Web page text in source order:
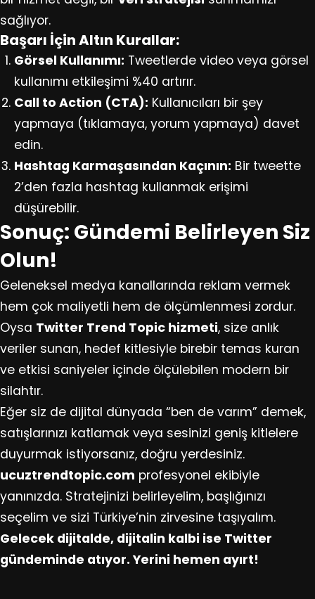
sağlıyor.
Başarı İçin Altın Kurallar:
Görsel Kullanımı: Tweetlerde video veya görsel
kullanımı etkileşimi %40 artırır.
Call to Action (CTA): Kullanıcıları bir şey
yapmaya (tıklamaya, yorum yapmaya) davet
edin.
Hashtag Karmaşasından Kaçının: Bir tweette
2’den fazla hashtag kullanmak erişimi
düşürebilir.
Sonuç: Gündemi Belirleyen Siz
Olun!
Geleneksel medya kanallarında reklam vermek
hem çok maliyetli hem de ölçümlenmesi zordur.
Oysa Twitter Trend Topic hizmeti, size anlık
veriler sunan, hedef kitlesiyle birebir temas kuran
ve etkisi saniyeler içinde ölçülebilen modern bir
silahtır.
Eğer siz de dijital dünyada “ben de varım” demek,
satışlarınızı katlamak veya sesinizi geniş kitlelere
duyurmak istiyorsanız, doğru yerdesiniz.
ucuztrendtopic.com profesyonel ekibiyle
yanınızda. Stratejinizi belirleyelim, başlığınızı
seçelim ve sizi Türkiye’nin zirvesine taşıyalım.
Gelecek dijitalde, dijitalin kalbi ise Twitter
gündeminde atıyor. Yerini hemen ayırt!